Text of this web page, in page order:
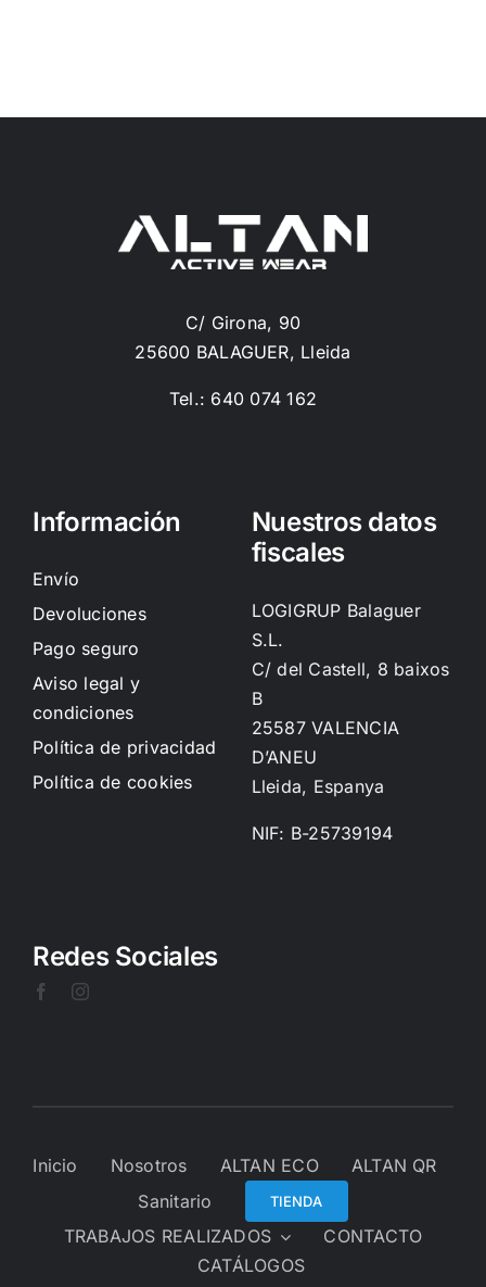
C/ Girona, 90
25600 BALAGUER, Lleida
Tel.: 640 074 162
Información
Envío
Devoluciones
Pago seguro
Aviso legal y
condiciones
Política de privacidad
Política de cookies
Nuestros datos
fiscales
LOGIGRUP Balaguer
S.L.
C/ del Castell, 8 baixos
B
25587 VALENCIA
D’ANEU
Lleida, Espanya
NIF: B-25739194
Redes Sociales
Inicio Nosotros ALTAN ECO
ALTAN QR
Sanitario
TIENDA
TRABAJOS REALIZADOS
CONTACTO
CATÁLOGOS